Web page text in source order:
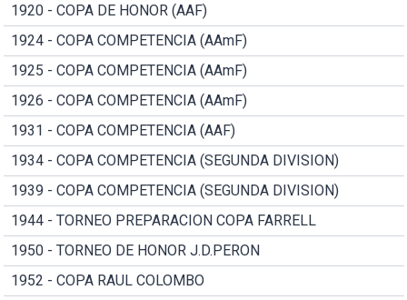
1920 - COPA DE HONOR (AAF)
1924 - COPA COMPETENCIA (AAmF)
1925 - COPA COMPETENCIA (AAmF)
1926 - COPA COMPETENCIA (AAmF)
1931 - COPA COMPETENCIA (AAF)
1934 - COPA COMPETENCIA (SEGUNDA DIVISION)
1939 - COPA COMPETENCIA (SEGUNDA DIVISION)
1944 - TORNEO PREPARACION COPA FARRELL
1950 - TORNEO DE HONOR J.D.PERON
1952 - COPA RAUL COLOMBO